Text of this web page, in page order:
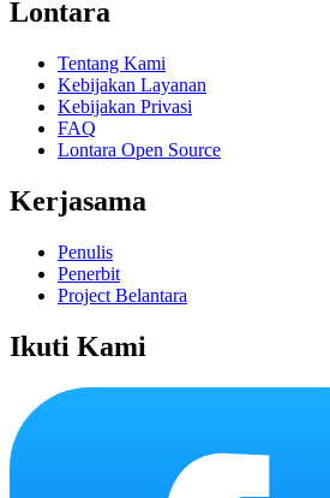
Lontara
Tentang Kami
Kebijakan Layanan
Kebijakan Privasi
FAQ
Lontara Open Source
Kerjasama
Penulis
Penerbit
Project Belantara
Ikuti Kami